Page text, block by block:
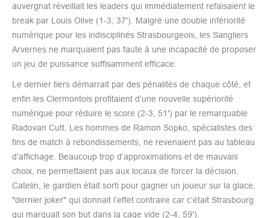
auvergnat réveillait les leaders qui immédiatement refaisaient le
break par Louis Olive (1-3, 37′). Malgré une double infériorité
numérique pour les indisciplinés Strasbourgeois, les Sangliers
Arvernes ne marquaient pas faute à une incapacité de proposer
un jeu de puissance suffisamment efficace.
Le dernier tiers démarrait par des pénalités de chaque côté, et
enfin les Clermontois profitaient d’une nouvelle supériorité
numérique pour réduire le score (2-3, 51′) par le remarquable
Radovan Cutt. Les hommes de Ramon Sopko, spécialistes des
fins de match à rebondissements, ne revenaient pas au tableau
d’affichage. Beaucoup trop d’approximations et de mauvais
choix, ne permettaient pas aux locaux de forcer la décision.
Catelin, le gardien était sorti pour gagner un joueur sur la glace,
"dernier joker" qui donnait l’effet contraire car c’était Strasbourg
qui marquait son but dans la cage vide (2-4, 59′).